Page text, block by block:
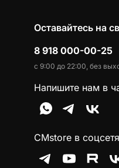
Оставайтесь на
8 918 000-00-25
с 9:00 до 22:00, без
Напишите нам в
CMstore в